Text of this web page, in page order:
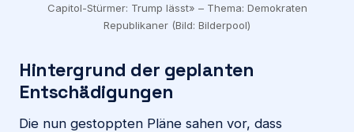
Capitol-Stürmer: Trump lässt» – Thema: Demokraten
Republikaner (Bild: Bilderpool)
Hintergrund der geplanten
Entschädigungen
Die nun gestoppten Pläne sahen vor, dass